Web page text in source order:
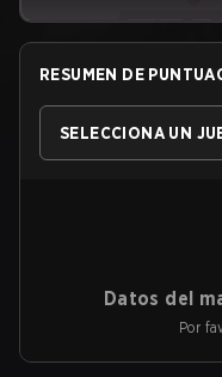
RESUMEN DE
SELECCIONA UN
Datos del
Por